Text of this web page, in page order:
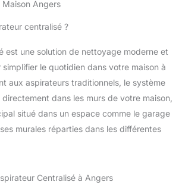
Angers
centralisé ?
est une solution de nettoyage moderne et
le quotidien dans votre maison à
aux aspirateurs traditionnels, le système
dans les murs de votre maison,
situé dans un espace comme le garage
murales réparties dans les différentes
Centralisé à Angers